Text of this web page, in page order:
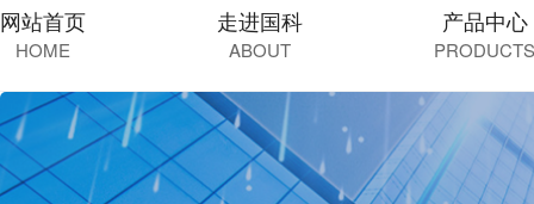
网站首页
HOME
走进国科
ABOUT
产品中心
PRODUCTS